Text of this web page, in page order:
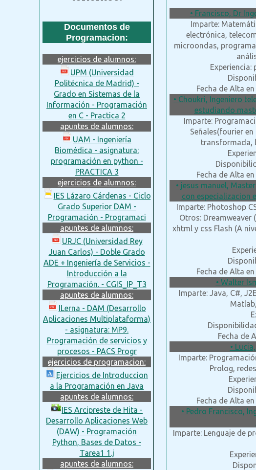
Documentos de
Programacion:
ejercicios de alumnos:
UPM (Universidad
Politécnica de Madrid) -
Grado en Sistemas de la
Información - Programación
en C - Practica 2
apuntes de alumnos:
UAM - Ingeniería
Biomédica - asignatura:
programación en python -
PRACTICA 3
ejercicios de alumnos:
IES Lázaro Cárdenas - Ciclo
Grado Superior DAM -
Programación - Programaci
apuntes de alumnos:
URJC (Universidad Rey
Juan Carlos) - Doble Grado
ADE + Ingeniería de Servicios -
Introducción a la
Programación. - CGIS_IP_T3
apuntes de alumnos:
ILerna - DAM (Desarrollo
Aplicaciones Multiplataforma)
- asignatura: MP9.
Programación de servicios y
procesos - PACS Progr
ejercicios de programacion:
Ejercicios de Introduccion
a la Programación en Java
apuntes de alumnos:
IES Arcipreste de Hita -
Desarrollo Aplicaciones Web
(DAW) - Programación
Python, Bases de Datos -
Tarea1 1.j
apuntes de alumnos:
• Francisco, Dr
Imparte:
electrónica,
microondas,
Fecha de Alta
• Choukri, Ingeniero
estudiando
Imparte:
Señales(fourier
transformada,
Fecha de Alta
• jesus manuel,
con especializacion
Imparte: Photoshop
Otros: Dreamweaver
xhtml y css Flash (A
Fecha de Alta
• Walter
Imparte: Java, C#,
Fecha de
•
Imparte:
Prolog,
Fecha de Alta
• Pedro Francisco,
Imparte: Lenguaje de